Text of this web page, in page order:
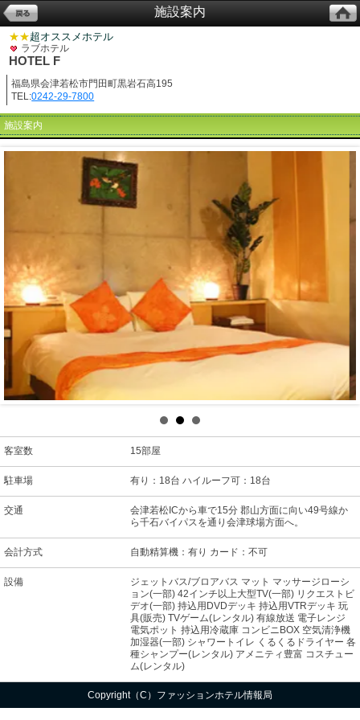
施設案内
★★超オススメホテル
ラブホテル
HOTEL F
福島県会津若松市門田町黒岩石高195
TEL:0242-29-7800
施設案内
客室数 15部屋
駐車場 有り：18台 ハイルーフ可：18台
交通
会津若松ICから車で15分 郡山方面に向い49号線か
ら千石バイパスを通り会津球場方面へ。
会計方式 自動精算機：有り カード：不可
設備
ジェットバス/ブロアバス マット マッサージローシ
ョン(一部) 42インチ以上大型TV(一部) リクエストビ
デオ(一部) 持込用DVDデッキ 持込用VTRデッキ 玩
具(販売) TVゲーム(レンタル) 有線放送 電子レンジ
電気ポット 持込用冷蔵庫 コンビニBOX 空気清浄機
加湿器(一部) シャワートイレ くるくるドライヤー 各
種シャンプー(レンタル) アメニティ豊富 コスチュー
ム(レンタル)
Copyright（C）ファッションホテル情報局